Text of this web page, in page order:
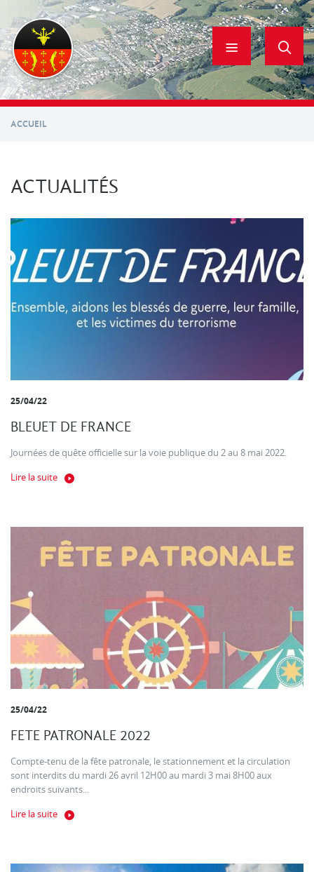
contenu
principal
ACCUEIL
ACTUALITÉS
25/04/22
BLEUET DE FRANCE
Journées de quête officielle sur la voie publique du 2 au 8 mai 2022.
Lire la suite
25/04/22
FETE PATRONALE 2022
Compte-tenu de la fête patronale, le stationnement et la circulation
sont interdits du mardi 26 avril 12H00 au mardi 3 mai 8H00 aux
endroits suivants...
Lire la suite